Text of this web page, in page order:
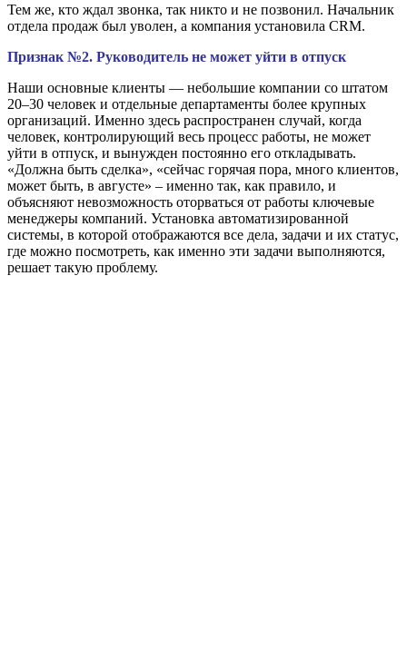
Тем же, кто ждал звонка, так никто и не позвонил. Начальник
отдела продаж был уволен, а компания установила CRM.
Признак №2. Руководитель не может уйти в отпуск
Наши основные клиенты — небольшие компании со штатом
20–30 человек и отдельные департаменты более крупных
организаций. Именно здесь распространен случай, когда
человек, контролирующий весь процесс работы, не может
уйти в отпуск, и вынужден постоянно его откладывать.
«Должна быть сделка», «сейчас горячая пора, много клиентов,
может быть, в августе» – именно так, как правило, и
объясняют невозможность оторваться от работы ключевые
менеджеры компаний. Установка автоматизированной
системы, в которой отображаются все дела, задачи и их статус,
где можно посмотреть, как именно эти задачи выполняются,
решает такую проблему.